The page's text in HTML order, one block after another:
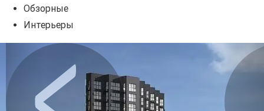
Обзорные
Интерьеры